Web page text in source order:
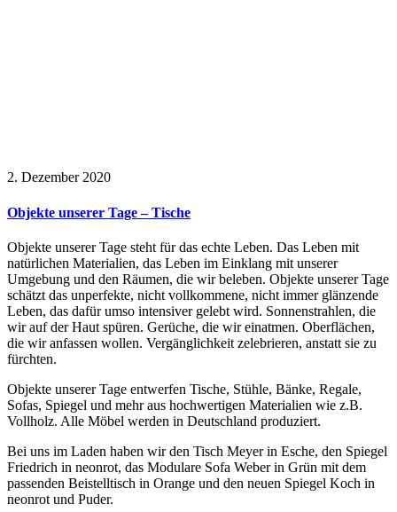
2. Dezember 2020
Objekte unserer Tage – Tische
Objekte unserer Tage steht für das echte Leben. Das Leben mit
natürlichen Materialien, das Leben im Einklang mit unserer
Umgebung und den Räumen, die wir beleben. Objekte unserer Tage
schätzt das unperfekte, nicht vollkommene, nicht immer glänzende
Leben, das dafür umso intensiver gelebt wird. Sonnenstrahlen, die
wir auf der Haut spüren. Gerüche, die wir einatmen. Oberflächen,
die wir anfassen wollen. Vergänglichkeit zelebrieren, anstatt sie zu
fürchten.
Objekte unserer Tage entwerfen Tische, Stühle, Bänke, Regale,
Sofas, Spiegel und mehr aus hochwertigen Materialien wie z.B.
Vollholz. Alle Möbel werden in Deutschland produziert.
Bei uns im Laden haben wir den Tisch Meyer in Esche, den Spiegel
Friedrich in neonrot, das Modulare Sofa Weber in Grün mit dem
passenden Beistelltisch in Orange und den neuen Spiegel Koch in
neonrot und Puder.